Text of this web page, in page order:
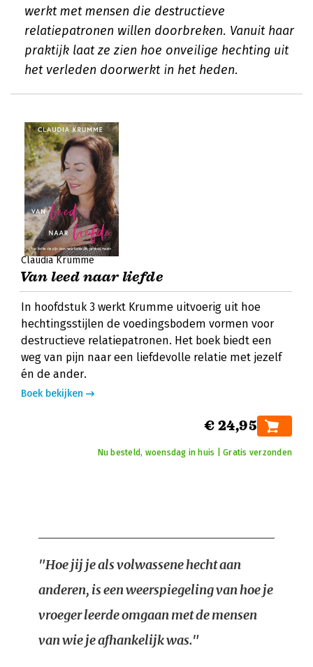
werkt met mensen die destructieve
relatiepatronen willen doorbreken. Vanuit haar
praktijk laat ze zien hoe onveilige hechting uit
het verleden doorwerkt in het heden.
Claudia Krumme
Van leed naar liefde
In hoofdstuk 3 werkt Krumme uitvoerig uit hoe
hechtingsstijlen de voedingsbodem vormen voor
destructieve relatiepatronen. Het boek biedt een
weg van pijn naar een liefdevolle relatie met jezelf
én de ander.
Boek bekijken
€ 24,95
Nu besteld, woensdag in huis | Gratis verzonden
"Hoe jij je als volwassene hecht aan
anderen, is een weerspiegeling van hoe je
vroeger leerde omgaan met de mensen
van wie je afhankelijk was."